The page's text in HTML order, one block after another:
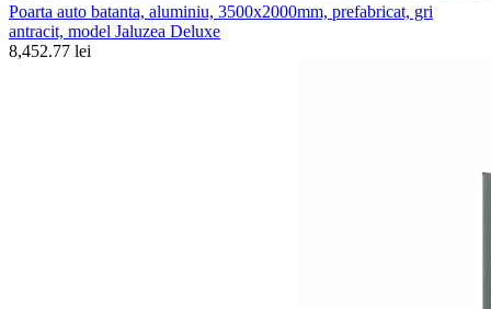
Poarta auto batanta, aluminiu, 3500x2000mm, prefabricat, gri
antracit, model Jaluzea Deluxe
8,452.77 lei